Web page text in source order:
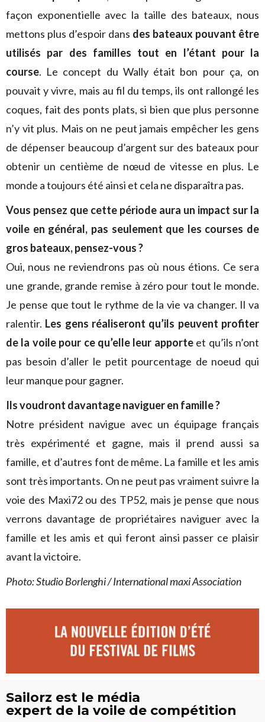
façon exponentielle avec la taille des bateaux, nous
mettons plus d’espoir dans des bateaux pouvant être
utilisés par des familles tout en l’étant pour la
course. Le concept du Wally était bon pour ça, on
pouvait y vivre, mais au fil du temps, ils ont rallongé les
coques, fait des ponts plats, si bien que plus personne
n’y vit plus. Mais on ne peut jamais empêcher les gens
de dépenser beaucoup d’argent sur des bateaux pour
obtenir un centième de nœud de vitesse en plus. Le
monde a toujours été ainsi et cela ne disparaîtra pas.
Vous pensez que cette période aura un impact sur la
voile en général, pas seulement que les courses de
gros bateaux, pensez-vous ?
Oui, nous ne reviendrons pas où nous étions. Ce sera
une grande, grande remise à zéro pour tout le monde.
Je pense que tout le rythme de la vie va changer. Il va
ralentir. Les gens réaliseront qu’ils peuvent profiter
de la voile pour ce qu’elle leur apporteet qu’ils n’ont
pas besoin d’aller le petit pourcentage de noeud qui
leur manque pour gagner.
Ils voudront davantage naviguer en famille ?
Notre président navigue avec un équipage français
très expérimenté et gagne, mais il prend aussi sa
famille, et d’autres font de même. La famille et les amis
sont très importants. On ne peut pas vraiment suivre la
voie des Maxi72 ou des TP52, mais je pense que nous
verrons davantage de propriétaires naviguer avec la
famille et les amis et qui feront ainsi passer ce plaisir
avant la victoire.
Photo: Studio Borlenghi / International maxi Association
Sailorz est le média
expert de la voile de compétition